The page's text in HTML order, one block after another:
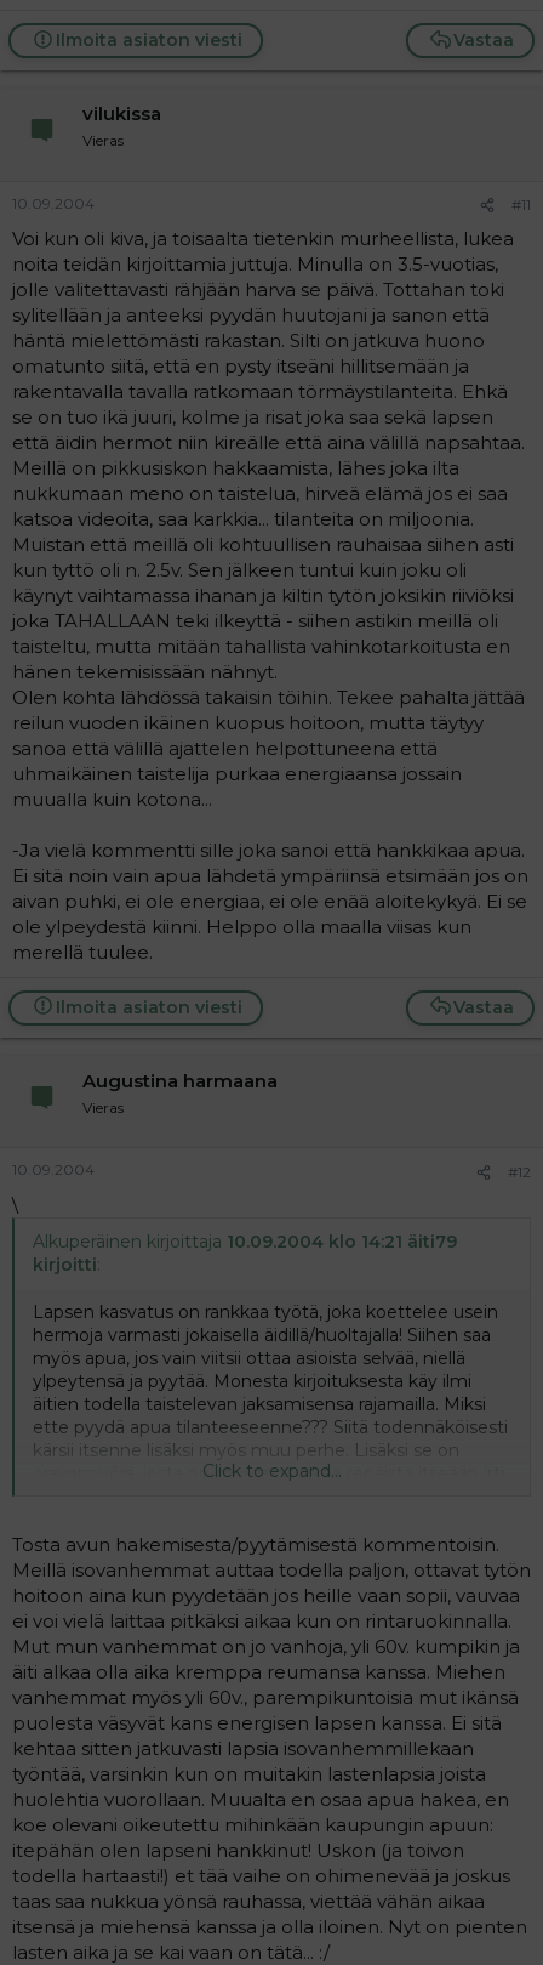
Vastaa
Ilmoita asiaton viesti
vilukissa
Vieras
10.09.2004 #11
Voi kun oli kiva, ja toisaalta tietenkin murheellista, lukea
noita teidän kirjoittamia juttuja. Minulla on 3.5-vuotias,
jolle valitettavasti rähjään harva se päivä. Tottahan toki
sylitellään ja anteeksi pyydän huutojani ja sanon että
häntä mielettömästi rakastan. Silti on jatkuva huono
omatunto siitä, että en pysty itseäni hillitsemään ja
rakentavalla tavalla ratkomaan törmäystilanteita. Ehkä
se on tuo ikä juuri, kolme ja risat joka saa sekä lapsen
että äidin hermot niin kireälle että aina välillä napsahtaa.
Meillä on pikkusiskon hakkaamista, lähes joka ilta
nukkumaan meno on taistelua, hirveä elämä jos ei saa
katsoa videoita, saa karkkia... tilanteita on miljoonia.
Muistan että meillä oli kohtuullisen rauhaisaa siihen asti
kun tyttö oli n. 2.5v. Sen jälkeen tuntui kuin joku oli
käynyt vaihtamassa ihanan ja kiltin tytön joksikin riiviöksi
joka TAHALLAAN teki ilkeyttä - siihen astikin meillä oli
taisteltu, mutta mitään tahallista vahinkotarkoitusta en
hänen tekemisissään nähnyt.
Olen kohta lähdössä takaisin töihin. Tekee pahalta jättää
reilun vuoden ikäinen kuopus hoitoon, mutta täytyy
sanoa että välillä ajattelen helpottuneena että
uhmaikäinen taistelija purkaa energiaansa jossain
muualla kuin kotona...
-Ja vielä kommentti sille joka sanoi että hankkikaa apua.
Ei sitä noin vain apua lähdetä ympäriinsä etsimään jos on
aivan puhki, ei ole energiaa, ei ole enää aloitekykyä. Ei se
ole ylpeydestä kiinni. Helppo olla maalla viisas kun
merellä tuulee.
Vastaa
Ilmoita asiaton viesti
Augustina harmaana
Vieras
10.09.2004 #12
\
Alkuperäinen kirjoittaja 10.09.2004 klo 14:21 äiti79
kirjoitti:
Lapsen kasvatus on rankkaa työtä, joka koettelee usein
hermoja varmasti jokaisella äidillä/huoltajalla! Siihen saa
myös apua, jos vain viitsii ottaa asioista selvää, niellä
ylpeytensä ja pyytää. Monesta kirjoituksesta käy ilmi
äitien todella taistelevan jaksamisensa rajamailla. Miksi
ette pyydä apua tilanteeseenne??? Siitä todennäköisesti
kärsii itsenne lisäksi myös muu perhe. Lisäksi se on
oravanpyörä, josta on muuten vaikea repäistä itseään irti.
Kannattaa ainakin kokeilla.
Click to expand...
Tosta avun hakemisesta/pyytämisestä kommentoisin.
Meillä isovanhemmat auttaa todella paljon, ottavat tytön
hoitoon aina kun pyydetään jos heille vaan sopii, vauvaa
ei voi vielä laittaa pitkäksi aikaa kun on rintaruokinnalla.
Mut mun vanhemmat on jo vanhoja, yli 60v. kumpikin ja
äiti alkaa olla aika kremppa reumansa kanssa. Miehen
vanhemmat myös yli 60v., parempikuntoisia mut ikänsä
puolesta väsyvät kans energisen lapsen kanssa. Ei sitä
kehtaa sitten jatkuvasti lapsia isovanhemmillekaan
työntää, varsinkin kun on muitakin lastenlapsia joista
huolehtia vuorollaan. Muualta en osaa apua hakea, en
koe olevani oikeutettu mihinkään kaupungin apuun:
itepähän olen lapseni hankkinut! Uskon (ja toivon
todella hartaasti!) et tää vaihe on ohimenevää ja joskus
taas saa nukkua yönsä rauhassa, viettää vähän aikaa
itsensä ja miehensä kanssa ja olla iloinen. Nyt on pienten
lasten aika ja se kai vaan on tätä... :/